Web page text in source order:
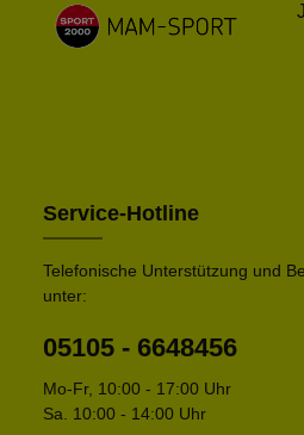
Service-Hotline
Telefonische Unterstützung und
unter:
05105 - 6648456
Mo-Fr, 10:00 - 17:00 Uhr
Sa. 10:00 - 14:00 Uhr